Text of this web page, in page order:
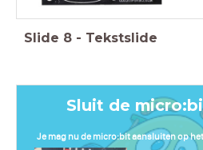
Slide 8 - Tekstslide
Sluit de
Je mag nu de micro:bit aansluiten op